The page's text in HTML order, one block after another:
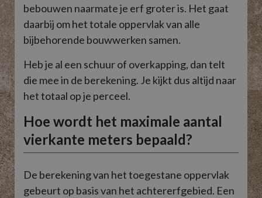
bebouwen naarmate je erf groter is. Het gaat
daarbij om het totale oppervlak van alle
bijbehorende bouwwerken samen.
Heb je al een schuur of overkapping, dan telt
die mee in de berekening. Je kijkt dus altijd naar
het totaal op je perceel.
Hoe wordt het maximale aantal
vierkante meters bepaald?
De berekening van het toegestane oppervlak
gebeurt op basis van het achtererfgebied. Een